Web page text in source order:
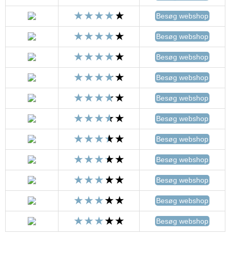
Besøg webshop
Besøg webshop
Besøg webshop
Besøg webshop
Besøg webshop
Besøg webshop
Besøg webshop
Besøg webshop
Besøg webshop
Besøg webshop
Besøg webshop